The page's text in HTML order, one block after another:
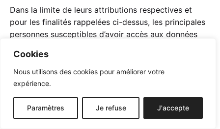
Cookies
Nous utilisons des cookies pour améliorer votre
expérience.
Paramètres Je refuse J'accepte
Dans la limite de leurs attributions respectives et
pour les finalités rappelées ci-dessus, les principales
personnes susceptibles d’avoir accès aux données
sont principalement les agents de notre service
client.
8. Notification
d’incident